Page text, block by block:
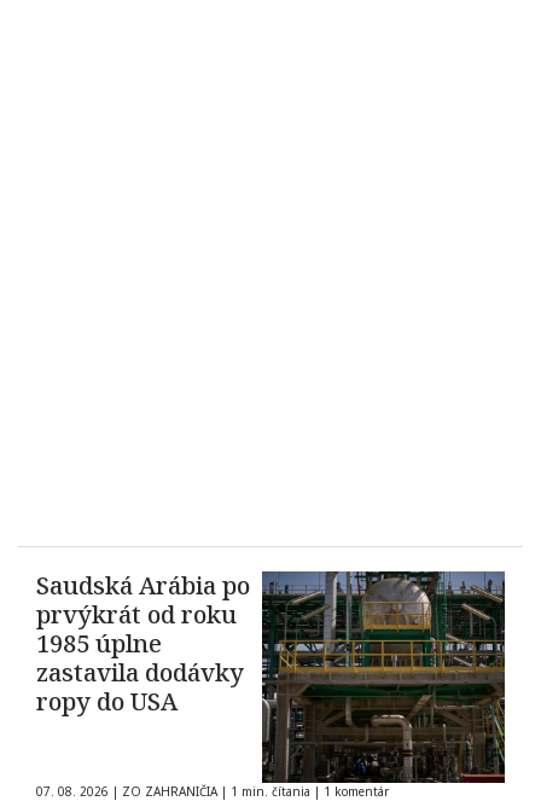
Saudská Arábia po
prvýkrát od roku
1985 úplne
zastavila dodávky
ropy do USA
07. 08. 2026 | ZO ZAHRANIČIA | 1 min. čítania | 1 komentár